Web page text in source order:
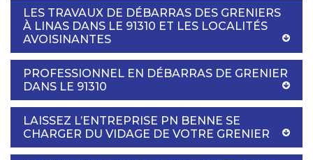
LES TRAVAUX DE DÉBARRAS DES GRENIERS
À LINAS DANS LE 91310 ET LES LOCALITÉS
AVOISINANTES
PROFESSIONNEL EN DÉBARRAS DE GRENIER
DANS LE 91310
LAISSEZ L’ENTREPRISE PN BENNE SE
CHARGER DU VIDAGE DE VOTRE GRENIER